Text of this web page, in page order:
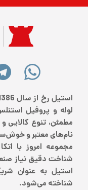
لوله و پروفیل
مطمئن، تنوع کالایی
نام‌های معتبر و
مجموعه امروز با
شناخت دقیق نیاز
استیل به عنوان
شناخته می‌شود.